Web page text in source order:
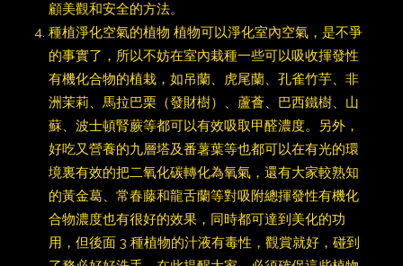
顧美觀和安全的方法。
種植淨化空氣的植物 植物可以淨化室內空氣，是不爭
的事實了，所以不妨在室內栽種一些可以吸收揮發性
有機化合物的植栽，如吊蘭、虎尾蘭、孔雀竹芋、非
洲茉莉、馬拉巴栗（發財樹）、蘆薈、巴西鐵樹、山
蘇、波士頓腎蕨等都可以有效吸取甲醛濃度。另外，
好吃又營養的九層塔及番薯葉等也都可以在有光的環
境裏有效的把二氧化碳轉化為氧氣，還有大家較熟知
的黃金葛、常春藤和龍舌蘭等對吸附總揮發性有機化
合物濃度也有很好的效果，同時都可達到美化的功
用，但後面 3 種植物的汁液有毒性，觀賞就好，碰到